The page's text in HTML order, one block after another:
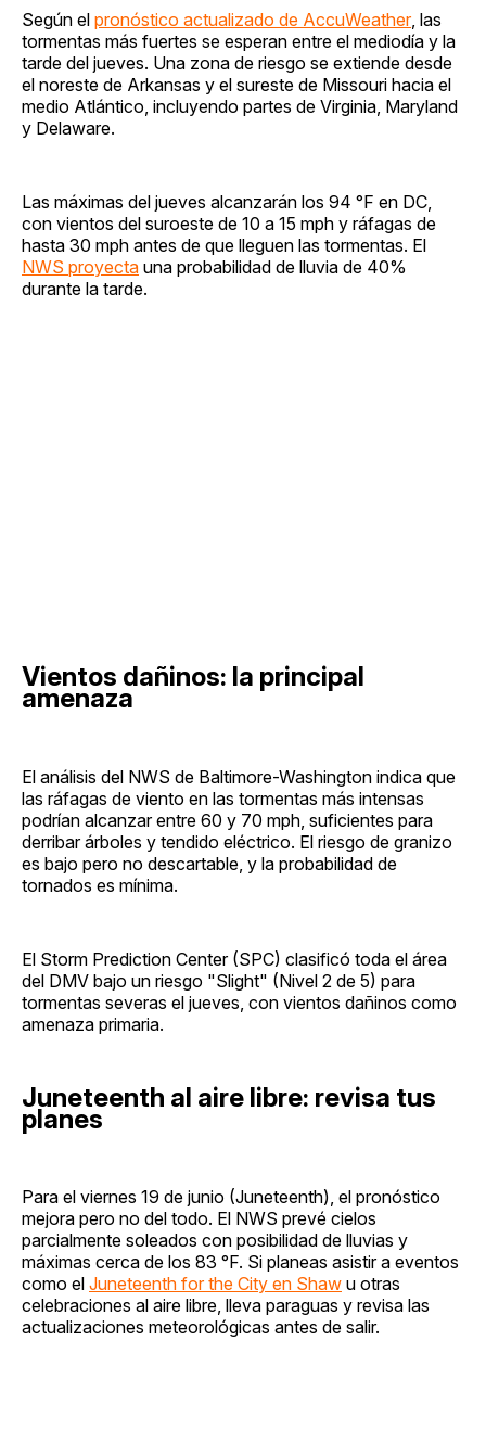
Según el pronóstico actualizado de AccuWeather, las
tormentas más fuertes se esperan entre el mediodía y la
tarde del jueves. Una zona de riesgo se extiende desde
el noreste de Arkansas y el sureste de Missouri hacia el
medio Atlántico, incluyendo partes de Virginia, Maryland
y Delaware.
Las máximas del jueves alcanzarán los 94 °F en DC,
con vientos del suroeste de 10 a 15 mph y ráfagas de
hasta 30 mph antes de que lleguen las tormentas. El
NWS proyecta una probabilidad de lluvia de 40%
durante la tarde.
Vientos dañinos: la principal
amenaza
El análisis del NWS de Baltimore-Washington indica que
las ráfagas de viento en las tormentas más intensas
podrían alcanzar entre 60 y 70 mph, suficientes para
derribar árboles y tendido eléctrico. El riesgo de granizo
es bajo pero no descartable, y la probabilidad de
tornados es mínima.
El Storm Prediction Center (SPC) clasificó toda el área
del DMV bajo un riesgo "Slight" (Nivel 2 de 5) para
tormentas severas el jueves, con vientos dañinos como
amenaza primaria.
Juneteenth al aire libre: revisa tus
planes
Para el viernes 19 de junio (Juneteenth), el pronóstico
mejora pero no del todo. El NWS prevé cielos
parcialmente soleados con posibilidad de lluvias y
máximas cerca de los 83 °F. Si planeas asistir a eventos
como el Juneteenth for the City en Shaw u otras
celebraciones al aire libre, lleva paraguas y revisa las
actualizaciones meteorológicas antes de salir.